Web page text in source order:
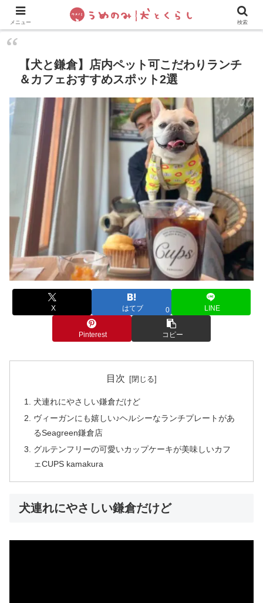
犬の手作りご飯 フレブル飼い方・しつけ ペットグッズ&
【犬と鎌倉】店内ペット可こだわりランチ
＆カフェおすすめスポット2選
X はてブ 0 LINE
Pinterest コピー
目次
犬連れにやさしい鎌倉だけど
ヴィーガンにも嬉しい♪ヘルシーなランチプレートがあ
るSeagreen鎌倉店
グルテンフリーの可愛いカップケーキが美味しいカフ
ェCUPS kamakura
犬連れにやさしい鎌倉だけど
メニュー 検索